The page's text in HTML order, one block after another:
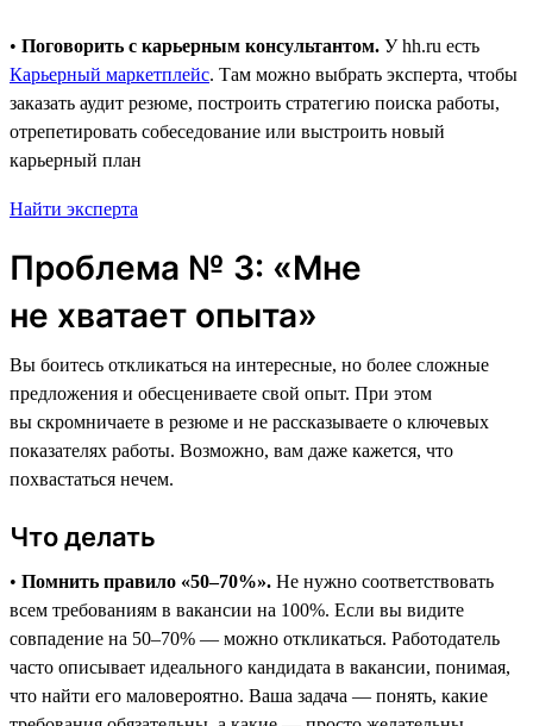
• Поговорить с карьерным консультантом. У hh.ru есть
Карьерный маркетплейс. Там можно выбрать эксперта, чтобы
заказать аудит резюме, построить стратегию поиска работы,
отрепетировать собеседование или выстроить новый
карьерный план
Найти эксперта
Проблема № 3: «Мне
не хватает опыта»
Вы боитесь откликаться на интересные, но более сложные
предложения и обесцениваете свой опыт. При этом
вы скромничаете в резюме и не рассказываете о ключевых
показателях работы. Возможно, вам даже кажется, что
похвастаться нечем.
Что делать
• Помнить правило «50–70%». Не нужно соответствовать
всем требованиям в вакансии на 100%. Если вы видите
совпадение на 50–70% — можно откликаться. Работодатель
часто описывает идеального кандидата в вакансии, понимая,
что найти его маловероятно. Ваша задача — понять, какие